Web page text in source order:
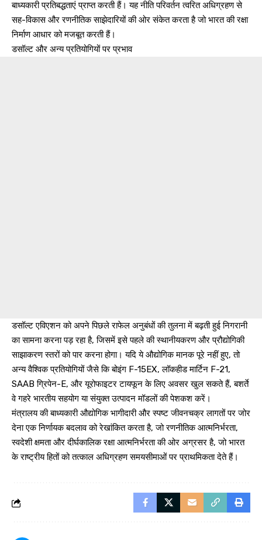
बाध्यकारी प्रतिबद्धताएं प्राप्त करती हैं। यह नीति परिवर्तन त्वरित अधिग्रहण से
सह-विकास और रणनीतिक साझेदारियों की ओर संकेत करता है जो भारत की रक्षा
निर्माण आधार को मजबूत करती हैं।
डसॉल्ट और अन्य प्रतियोगियों पर प्रभाव
डसॉल्ट एविएशन को अपने पिछले राफेल अनुबंधों की तुलना में बढ़ती हुई निगरानी
का सामना करना पड़ रहा है, जिसमें इसे पहले की स्थानीयकरण और प्रौद्योगिकी
साझाकरण स्तरों को पार करना होगा। यदि ये औद्योगिक मानक पूरे नहीं हुए, तो
अन्य वैश्विक प्रतियोगियों जैसे कि बोइंग F-15EX, लॉकहीड मार्टिन F-21,
SAAB ग्रिपेन-E, और यूरोफाइटर टायफून के लिए अवसर खुल सकते हैं, बशर्ते
वे गहरे भारतीय सहयोग या संयुक्त उत्पादन मॉडलों की पेशकश करें।
मंत्रालय की बाध्यकारी औद्योगिक भागीदारी और स्पष्ट जीवनचक्र लागतों पर जोर
देना एक निर्णायक बदलाव को रेखांकित करता है, जो रणनीतिक आत्मनिर्भरता,
स्वदेशी क्षमता और दीर्घकालिक रक्षा आत्मनिर्भरता की ओर अग्रसर है, जो भारत
के राष्ट्रीय हितों को तत्काल अधिग्रहण समयसीमाओं पर प्राथमिकता देते हैं।